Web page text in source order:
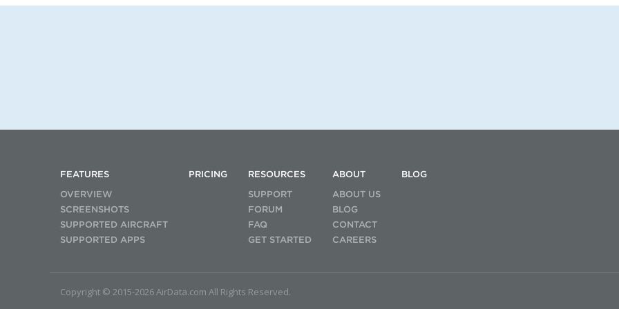
FEATURES
OVERVIEW
SCREENSHOTS
SUPPORTED AIRCRAFT
SUPPORTED APPS
PRICING
RESOURCES
SUPPORT
FORUM
FAQ
GET STARTED
ABOUT
ABOUT US
BLOG
CONTACT
CAREERS
BLOG
Copyright © 2015-2026 AirData.com All Rights Reserved.